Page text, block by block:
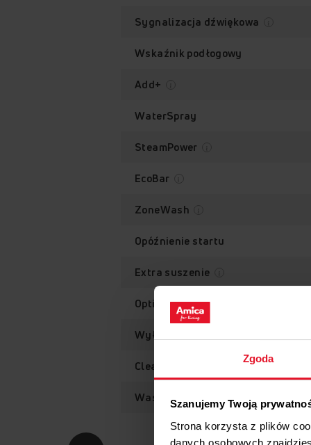
Zgoda
Szanujemy Twoją
Strona korzysta z plików
danych osobowych
Sygnalizacja dźwiękowa
Wskaźnik podłogowy
Add+
WaterSpray
SteamPower
EcoBar
ZoneWash
Opóźnienie startu
Extra suszenie
OptiTime
Wyłączenie funkcji OpenDry
CleanReminder
WashRestart